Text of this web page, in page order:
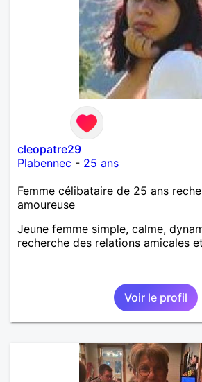
cleopatre29
Plabennec - 25 ans
Femme célibataire de 25 ans
amoureuse
Jeune femme simple, calme,
recherche des relations amicales
Voir le profil